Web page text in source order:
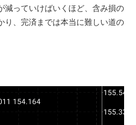
減っていけばいくほど、含み損の
り、完済までは本当に難しい道の